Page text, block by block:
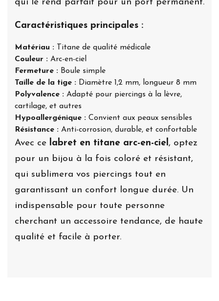
qui le rend parfait pour un port permanent.
Caractéristiques principales :
Matériau : Titane de qualité médicale
Couleur : Arc-en-ciel
Fermeture : Boule simple
Taille de la tige : Diamètre 1,2 mm, longueur 8 mm
Polyvalence : Adapté pour piercings à la lèvre,
cartilage, et autres
Hypoallergénique : Convient aux peaux sensibles
Résistance : Anti-corrosion, durable, et confortable
Avec ce labret en titane arc-en-ciel , optez
pour un bijou à la fois coloré et résistant,
qui sublimera vos piercings tout en
garantissant un confort longue durée. Un
indispensable pour toute personne
cherchant un accessoire tendance, de haute
qualité et facile à porter.